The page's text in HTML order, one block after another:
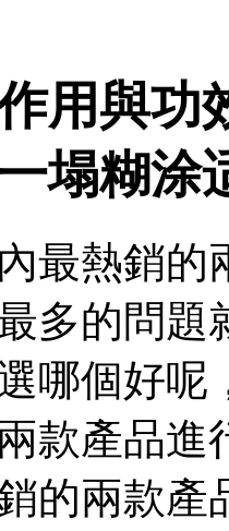
用與功
塌糊涂
最熱銷的
多的問
哪個好呢
款產品進
的兩款產